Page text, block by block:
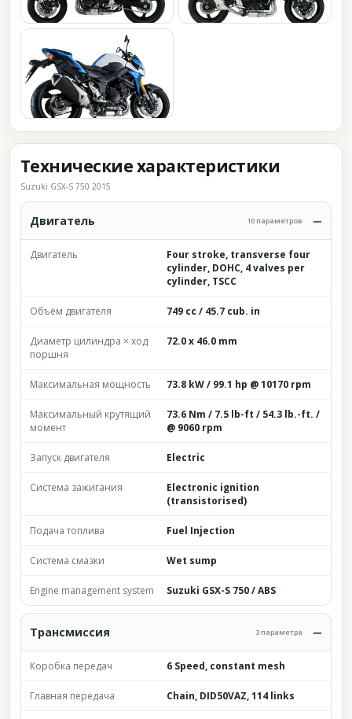
Технические характеристики
Suzuki GSX-S 750 2015
Двигатель 10 параметров
Двигатель
Four stroke, transverse four
cylinder, DOHC, 4 valves per
cylinder, TSCC
Объём двигателя 749 cc / 45.7 cub. in
Диаметр цилиндра × ход
поршня
72.0 x 46.0 mm
Максимальная мощность 73.8 kW / 99.1 hp @ 10170 rpm
Максимальный крутящий
момент
73.6 Nm / 7.5 lb-ft / 54.3 lb.-ft. /
@ 9060 rpm
Запуск двигателя Electric
Система зажигания
Electronic ignition
(transistorised)
Подача топлива Fuel Injection
Система смазки Wet sump
Engine management system Suzuki GSX-S 750 / ABS
Трансмиссия 3 параметра
Коробка передач 6 Speed, constant mesh
Главная передача Chain, DID50VAZ, 114 links